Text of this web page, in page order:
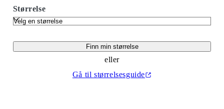
Størrelse
Finn min størrelse
eller
Gå til størrelsesguide
(Åpnes i en ny fane)